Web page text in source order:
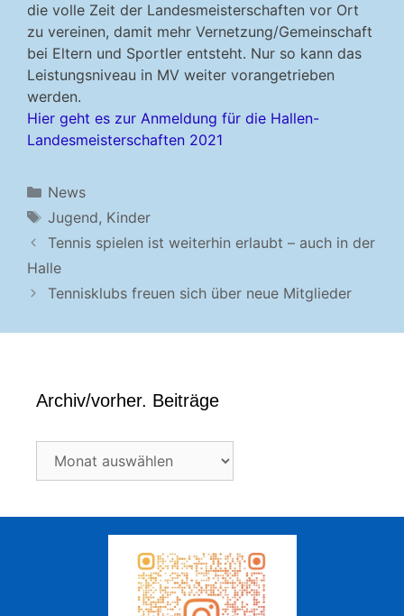
die volle Zeit der Landesmeisterschaften vor Ort
zu vereinen, damit mehr Vernetzung/Gemeinschaft
bei Eltern und Sportler entsteht. Nur so kann das
Leistungsniveau in MV weiter vorangetrieben
werden.
Hier geht es zur Anmeldung für die Hallen-
Landesmeisterschaften 2021
Kategorien
News
Schlagwörter
Jugend, Kinder
Tennis spielen ist weiterhin erlaubt – auch in der
Halle
Tennisklubs freuen sich über neue Mitglieder
Archiv/vorher. Beiträge
Archiv/vorher.